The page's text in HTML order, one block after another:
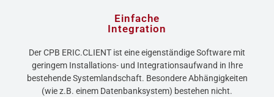
Einfache
Integration
Der CPB ERIC.CLIENT ist eine eigenständige Software mit
geringem Installations- und Integrationsaufwand in Ihre
bestehende Systemlandschaft. Besondere Abhängigkeiten
(wie z.B. einem Datenbanksystem) bestehen nicht.